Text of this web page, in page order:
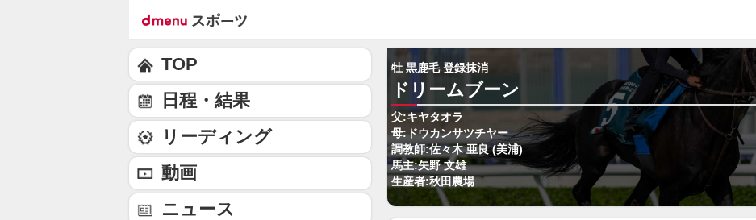
牡 黒鹿毛 登録抹消
ドリームブーン
父:キヤタオラ
母:ドウカンサツチヤー
調教師:佐々木 亜良 (美浦)
馬主:矢野 文雄
生産者:秋田農場
TOP
日程・結果
リーディング
動画
ニュース